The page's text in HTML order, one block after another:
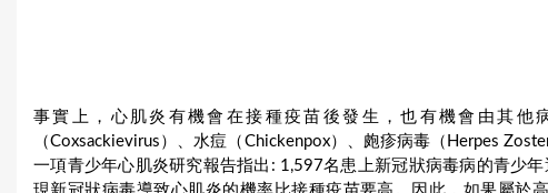
事實上，心肌炎有機會在接種疫苗後發生，也有機會由其他
（Coxsackievirus）、水痘（Chickenpox）、皰疹病毒（Herpes
一項青少年心肌炎研究報告指出: 1,597名患上新冠狀病毒病的青少